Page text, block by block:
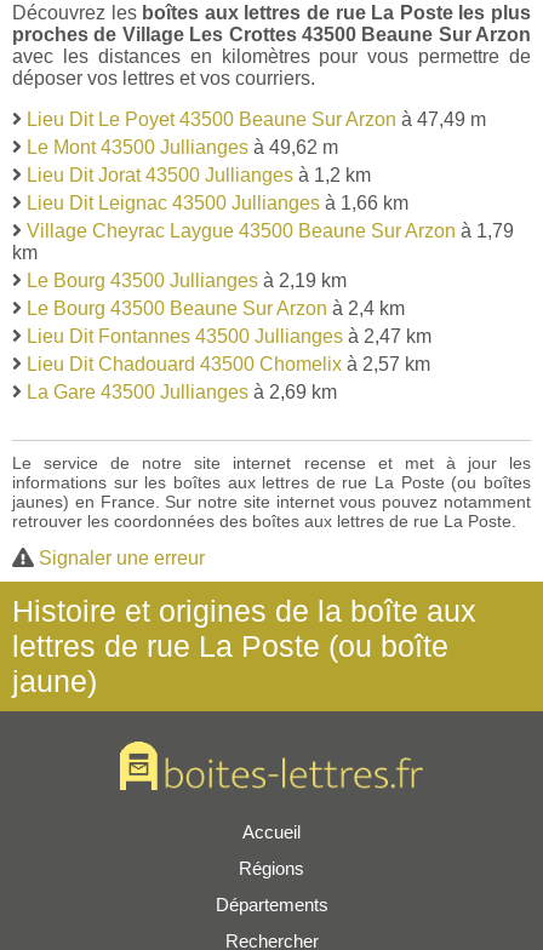
Découvrez les boîtes aux lettres de rue La Poste les plus
proches de Village Les Crottes 43500 Beaune Sur Arzon
avec les distances en kilomètres pour vous permettre de
déposer vos lettres et vos courriers.
Lieu Dit Le Poyet 43500 Beaune Sur Arzon à 47,49 m
Le Mont 43500 Jullianges à 49,62 m
Lieu Dit Jorat 43500 Jullianges à 1,2 km
Lieu Dit Leignac 43500 Jullianges à 1,66 km
Village Cheyrac Laygue 43500 Beaune Sur Arzon à 1,79
km
Le Bourg 43500 Jullianges à 2,19 km
Le Bourg 43500 Beaune Sur Arzon à 2,4 km
Lieu Dit Fontannes 43500 Jullianges à 2,47 km
Lieu Dit Chadouard 43500 Chomelix à 2,57 km
La Gare 43500 Jullianges à 2,69 km
Le service de notre site internet recense et met à jour les
informations sur les boîtes aux lettres de rue La Poste (ou boîtes
jaunes) en France. Sur notre site internet vous pouvez notamment
retrouver les coordonnées des boîtes aux lettres de rue La Poste.
Signaler une erreur
Histoire et origines de la boîte aux
lettres de rue La Poste (ou boîte
jaune)
Accueil
Régions
Départements
Rechercher